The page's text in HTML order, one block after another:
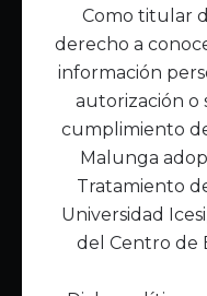
Noticias
Contáctanos
Política de
Como titular
derecho a
información
autorización o
cumplimiento
Malunga
Tratamiento
Universidad
del Centro de